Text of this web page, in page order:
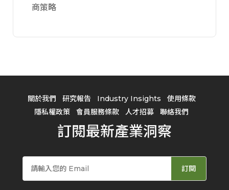
商策略
關於我們 研究報告 Industry Insights
使用條款
隱私權政策
會員服務條款 人才招募 聯絡我們
訂閱最新產業洞察
訂閱